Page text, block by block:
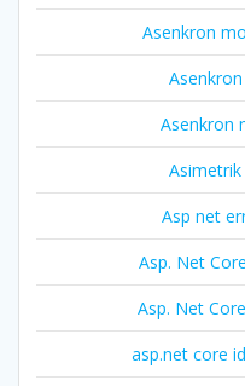
Asenkron
Asenkron
Asp net
Asp. Net
Asp. Net
asp.net core